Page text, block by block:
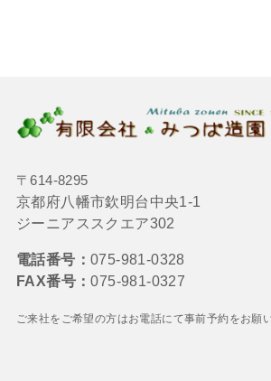
〒614-8295
京都府八幡市欽明台中央1-1
ジーニアススクエア302
電話番号： 075-981-0328
FAX番号：075-981-0327
ご来社をご希望の方はお電話にて事前予約をお願